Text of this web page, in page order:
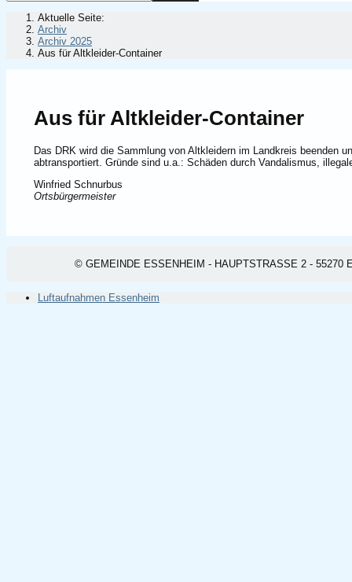
Aktuelle Seite:
Archiv
Archiv 2025
Aus für Altkleider-Container
Aus für Altkleider-Container
Das DRK wird die Sammlung von Altkleidern im Landkreis beenden
abtransportiert. Gründe sind u.a.: Schäden durch Vandalismus,
Winfried Schnurbus
Ortsbürgermeister
© GEMEINDE ESSENHEIM - HAUPTSTRASSE 2 - 55270
Luftaufnahmen Essenheim